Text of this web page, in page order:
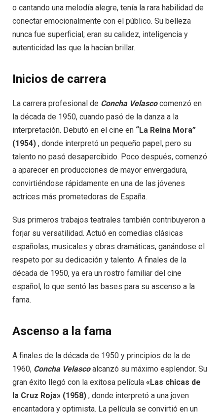
o cantando una melodía alegre, tenía la rara habilidad de
conectar emocionalmente con el público. Su belleza
nunca fue superficial; eran su calidez, inteligencia y
autenticidad las que la hacían brillar.
Inicios de carrera
La carrera profesional de Concha Velascocomenzó en
la década de 1950, cuando pasó de la danza a la
interpretación. Debutó en el cine en “La Reina Mora”
(1954) , donde interpretó un pequeño papel, pero su
talento no pasó desapercibido. Poco después, comenzó
a aparecer en producciones de mayor envergadura,
convirtiéndose rápidamente en una de las jóvenes
actrices más prometedoras de España.
Sus primeros trabajos teatrales también contribuyeron a
forjar su versatilidad. Actuó en comedias clásicas
españolas, musicales y obras dramáticas, ganándose el
respeto por su dedicación y talento. A finales de la
década de 1950, ya era un rostro familiar del cine
español, lo que sentó las bases para su ascenso a la
fama.
Ascenso a la fama
A finales de la década de 1950 y principios de la de
1960, Concha Velascoalcanzó su máximo esplendor. Su
gran éxito llegó con la exitosa película «Las chicas de
la Cruz Roja» (1958) , donde interpretó a una joven
encantadora y optimista. La película se convirtió en un